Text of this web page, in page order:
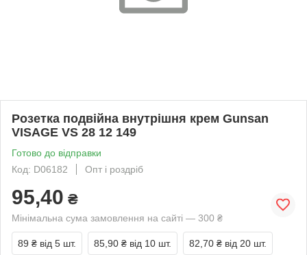
Розетка подвійна внутрішня крем Gunsan
VISAGE VS 28 12 149
Готово до відправки
Код: D06182
Опт і роздріб
95,40 ₴
Мінімальна сума замовлення на сайті — 300 ₴
89 ₴ від 5 шт. 85,90 ₴ від 10 шт. 82,70 ₴ від 20 шт.